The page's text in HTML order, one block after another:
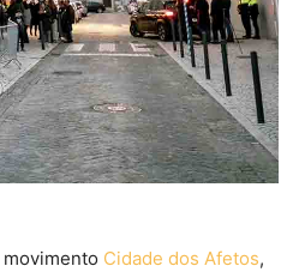
Cidade dos Afetos,